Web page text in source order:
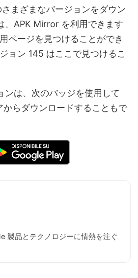
まざまなバージョンをダウン
、APK Mirror を利用できます
ページを見つけることができ
ョン 145 はここで見つけるこ
ンは、次のバッジを使用して
らダウンロードすることもで
製品とテクノロジーに情熱を注ぐ